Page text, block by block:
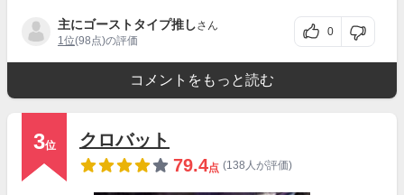
主にゴーストタイプ推しさん
1位(98点)の評価
0
コメントをもっと読む
3位
クロバット
79.4点 (138人が評価)